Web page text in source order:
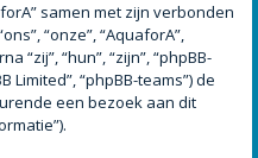
samen met zijn verbonden
“onze”, “AquaforA”,
“zij”, “hun”, “zijn”, “phpBB-
Limited”, “phpBB-teams”) de
een bezoek aan dit